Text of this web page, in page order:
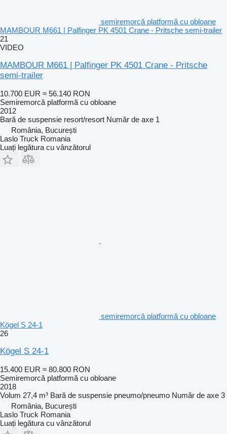
semiremorcă platformă cu obloane
MAMBOUR M661 | Palfinger PK 4501 Crane - Pritsche semi-trailer
21
VIDEO
MAMBOUR M661 | Palfinger PK 4501 Crane - Pritsche
semi-trailer
10.700 EUR ≈ 56.140 RON
Semiremorcă platformă cu obloane
2012
Bară de suspensie resort/resort Număr de axe 1
România, București
Laslo Truck Romania
Luați legătura cu vânzătorul
semiremorcă platformă cu obloane
Kögel S 24-1
26
Kögel S 24-1
15.400 EUR ≈ 80.800 RON
Semiremorcă platformă cu obloane
2018
Volum 27,4 m³ Bară de suspensie pneumo/pneumo Număr de axe 3
România, București
Laslo Truck Romania
Luați legătura cu vânzătorul